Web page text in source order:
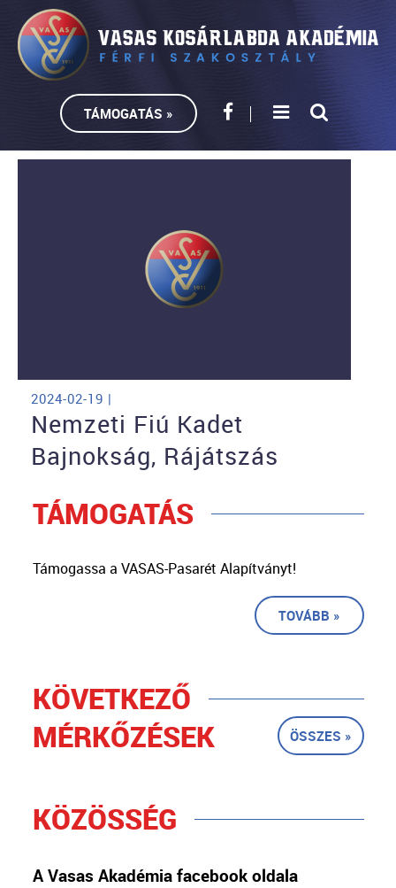
TÁMOGATÁS »
2024-02-19 |
Nemzeti Fiú Kadet
Bajnokság, Rájátszás
TÁMOGATÁS
Támogassa a VASAS-Pasarét Alapítványt!
TOVÁBB »
KÖVETKEZŐ
MÉRKŐZÉSEK
ÖSSZES »
KÖZÖSSÉG
A Vasas Akadémia facebook oldala